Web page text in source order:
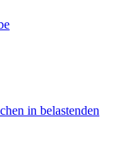
in belastenden